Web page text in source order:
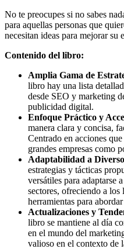
No te preocupes si no sabes
para aquellas personas que
necesitan ideas para mejorar su
Contenido del libro:
Amplia Gama de
libro hay una lista
desde SEO y marketing
publicidad digital.
Enfoque Práctico y
manera clara y concisa,
Centrado en acciones
grandes empresas como
Adaptabilidad a
estrategias y tácticas
versátiles para adaptarse
sectores, ofreciendo a los
herramientas para
Actualizaciones y
libro se mantiene al día
en el mundo del
valioso en el contexto de